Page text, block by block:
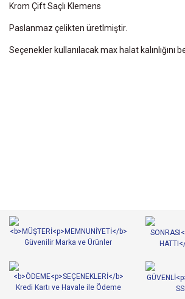
Krom Çift Saçlı Klemens
Paslanmaz çelikten üretlmiştir.
Seçenekler kullanılacak max halat kalınlığını
Ürün resmi kalitesiz, bozuk veya
Ürün açıklamasında eksik bilgiler bulunuyor.
Ürün bilgilerinde hatalar bulunuyor.
Ürün fiyatı diğer sitelerden daha pahalı.